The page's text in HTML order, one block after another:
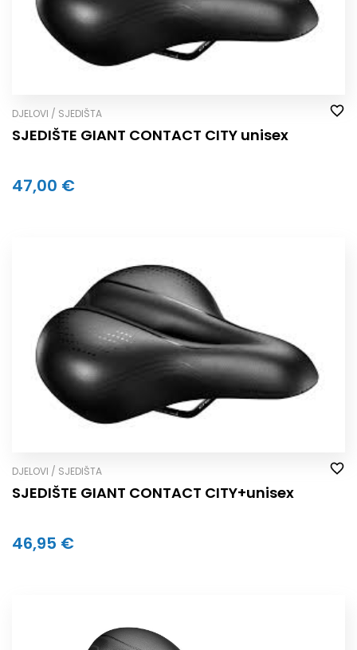
DJELOVI / SJEDIŠTA
SJEDIŠTE GIANT CONTACT CITY unisex
47,00 €
DJELOVI / SJEDIŠTA
SJEDIŠTE GIANT CONTACT CITY+unisex
46,95 €